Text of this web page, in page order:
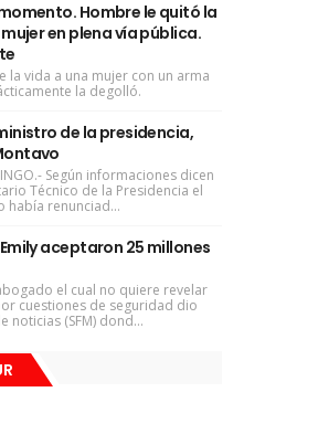
Hombre le quitó la
en plena vía pública.
la vida a una mujer con un arma
la degolló.
de la presidencia,
Según informaciones dicen
Técnico de la Presidencia el
había renunciad...
aceptaron 25 millones
el cual no quiere revelar
cuestiones de seguridad dio
noticias (SFM) dond...